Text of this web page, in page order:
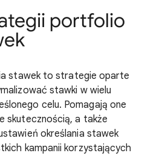
portfolio
stawek to strategie oparte
stawki w wielu
celu. Pomagają one
skutecznością, a także
określania stawek
kampanii korzystających